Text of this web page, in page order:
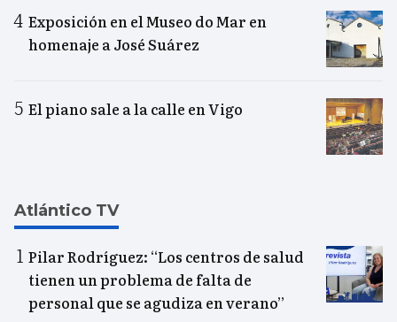
Exposición en el Museo do Mar en
homenaje a José Suárez
El piano sale a la calle en Vigo
Atlántico TV
Pilar Rodríguez: “Los centros de salud
tienen un problema de falta de
personal que se agudiza en verano”